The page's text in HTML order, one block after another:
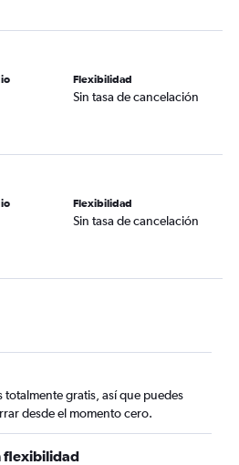
Flexibilidad
Sin tasa de cancelación
Flexibilidad
Sin tasa de cancelación
totalmente gratis, así que puedes
desde el momento cero.
flexibilidad